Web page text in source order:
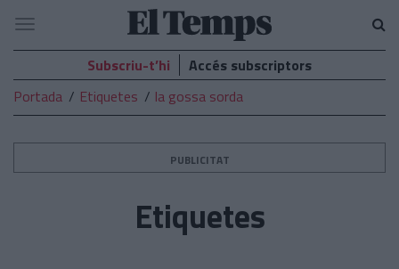
El
Temps
Navegació
Subscriu-t’hi
Accés subscriptors
Portada
Etiquetes la gossa sorda
PUBLICITAT
Etiquetes